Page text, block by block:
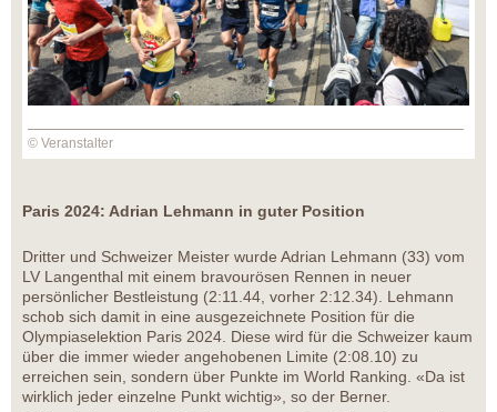
© Veranstalter
Paris 2024: Adrian Lehmann in guter Position
Dritter und Schweizer Meister wurde Adrian Lehmann (33) vom
LV Langenthal mit einem bravourösen Rennen in neuer
persönlicher Bestleistung (2:11.44, vorher 2:12.34). Lehmann
schob sich damit in eine ausgezeichnete Position für die
Olympiaselektion Paris 2024. Diese wird für die Schweizer kaum
über die immer wieder angehobenen Limite (2:08.10) zu
erreichen sein, sondern über Punkte im World Ranking. «Da ist
wirklich jeder einzelne Punkt wichtig», so der Berner.